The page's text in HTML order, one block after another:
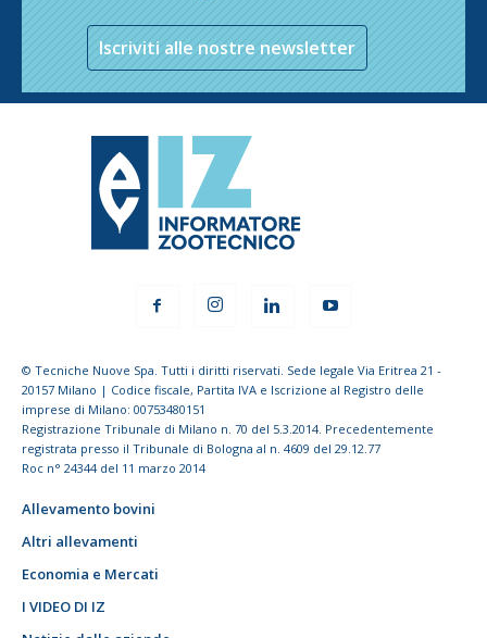
Iscriviti alle nostre newsletter
© Tecniche Nuove Spa. Tutti i diritti riservati. Sede legale Via Eritrea 21 -
20157 Milano | Codice fiscale, Partita IVA e Iscrizione al Registro delle
imprese di Milano: 00753480151
Registrazione Tribunale di Milano n. 70 del 5.3.2014. Precedentemente
registrata presso il Tribunale di Bologna al n. 4609 del 29.12.77
Roc n° 24344 del 11 marzo 2014
Allevamento bovini
Altri allevamenti
Economia e Mercati
I VIDEO DI IZ